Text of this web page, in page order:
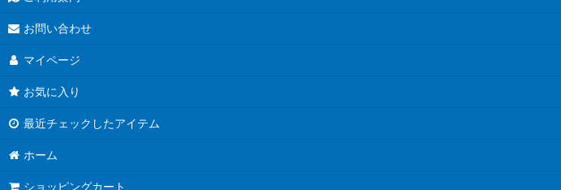
お問い合わせ
マイページ
お気に入り
最近チェックしたアイテム
ホーム
ショッピングカート